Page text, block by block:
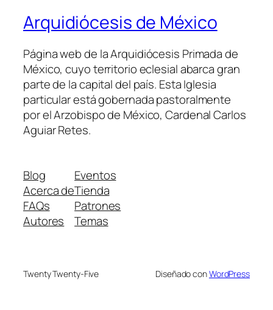
Arquidiócesis de México
Página web de la Arquidiócesis Primada de
México, cuyo territorio eclesial abarca gran
parte de la capital del país. Esta Iglesia
particular está gobernada pastoralmente
por el Arzobispo de México, Cardenal Carlos
Aguiar Retes.
Blog
Acerca de
FAQs
Autores
Eventos
Tienda
Patrones
Temas
Twenty Twenty-Five Diseñado conWordPress